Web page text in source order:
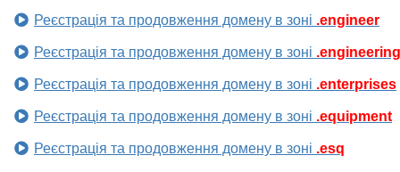
Реєстрація та продовження домену в зоні .engineer
Реєстрація та продовження домену в зоні .engineering
Реєстрація та продовження домену в зоні .enterprises
Реєстрація та продовження домену в зоні .equipment
Реєстрація та продовження домену в зоні .esq